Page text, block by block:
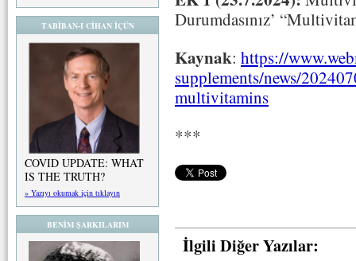
TABİBAN-I CİHAN İÇÜN
COVID UPDATE: WHAT
IS THE TRUTH?
» Yazıyı okumak için tıklayın
BENİM ŞARKILARIM
Durumdasınız’
Kaynak: https://
supplements/news/
multivitamins
***
İlgili Diğer Yazılar: